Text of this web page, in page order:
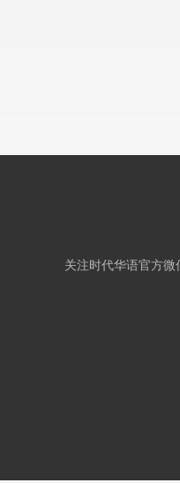
关注时代华语官方微